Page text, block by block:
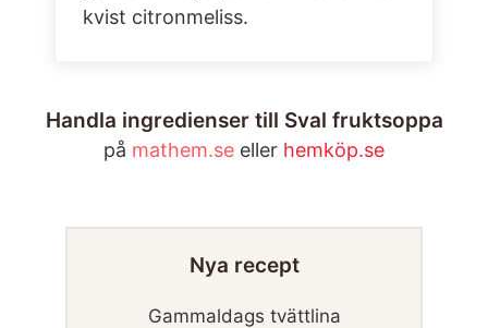
kvist citronmeliss.
Handla ingredienser till Sval fruktsoppa
på mathem.se eller hemköp.se
Nya recept
Gammaldags tvättlina